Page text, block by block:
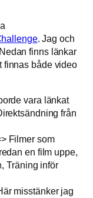
. Jag och
finns länkar
finnas både video
vara länkat
från
Filmer som
en film uppe,
Träning inför
misstänker jag